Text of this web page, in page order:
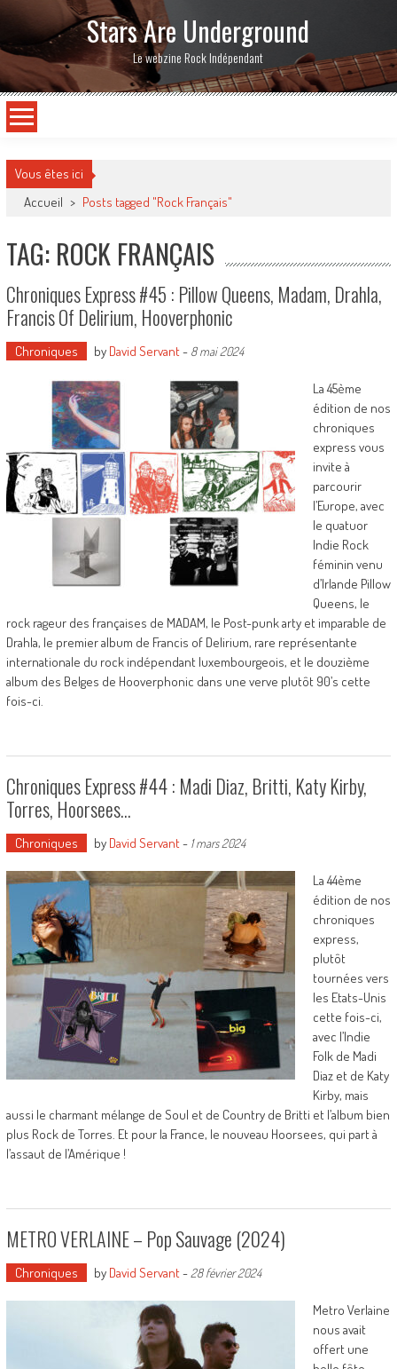
Stars Are Underground
Le webzine Rock Indépendant
Vous êtes ici
Accueil > Posts tagged "Rock Français"
TAG: ROCK FRANÇAIS
Chroniques Express #45 : Pillow Queens, Madam, Drahla,
Francis Of Delirium, Hooverphonic
Chroniques by David Servant- 8 mai 2024
La 45ème
édition de nos
chroniques
express vous
invite à
parcourir
l’Europe, avec
le quatuor
Indie Rock
féminin venu
d’Irlande Pillow
Queens, le
rock rageur des françaises de MADAM, le Post-punk arty et imparable de
Drahla, le premier album de Francis of Delirium, rare représentante
internationale du rock indépendant luxembourgeois, et le douzième
album des Belges de Hooverphonic dans une verve plutôt 90’s cette
fois-ci.
Chroniques Express #44 : Madi Diaz, Britti, Katy Kirby,
Torres, Hoorsees…
Chroniques by David Servant- 1 mars 2024
La 44ème
édition de nos
chroniques
express,
plutôt
tournées vers
les Etats-Unis
cette fois-ci,
avec l’Indie
Folk de Madi
Diaz et de Katy
Kirby, mais
aussi le charmant mélange de Soul et de Country de Britti et l’album bien
plus Rock de Torres. Et pour la France, le nouveau Hoorsees, qui part à
l’assaut de l’Amérique !
METRO VERLAINE – Pop Sauvage (2024)
Chroniques by David Servant- 28 février 2024
Metro Verlaine
nous avait
offert une